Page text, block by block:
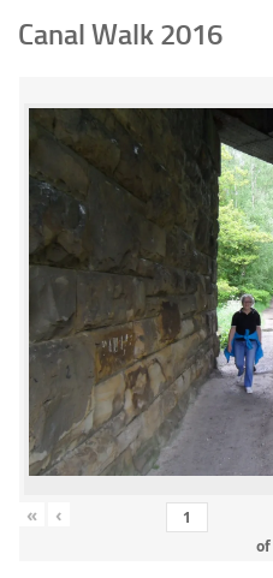
Canal Walk 2016
« ‹
of